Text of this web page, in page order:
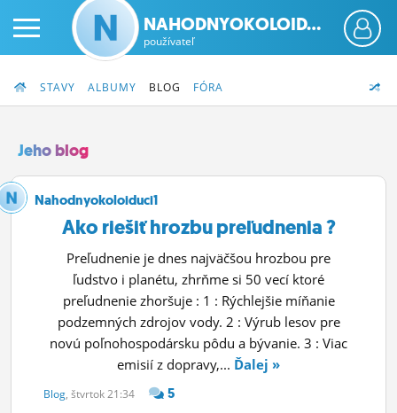
PRIHLÁS SA
ČINŽIAK
FÓRUM
STATUSY
BLOGY
NAHODNYOKOLOID...
používateľ
STAVY ALBUMY BLOG FÓRA
Jeho blog
Nahodnyokoloiduci1
Ako riešiť hrozbu preľudnenia ?
Preľudnenie je dnes najväčšou hrozbou pre
ľudstvo i planétu, zhrňme si 50 vecí ktoré
preľudnenie zhoršuje : 1 : Rýchlejšie míňanie
podzemných zdrojov vody. 2 : Výrub lesov pre
novú poľnohospodársku pôdu a bývanie. 3 : Viac
emisií z dopravy,... Ďalej »
Blog, štvrtok 21:34 5